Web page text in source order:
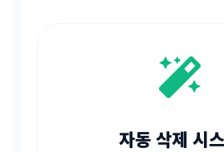
자동 삭제 시